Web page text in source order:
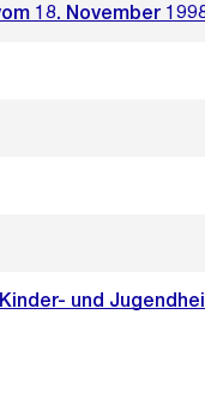
18. November
und